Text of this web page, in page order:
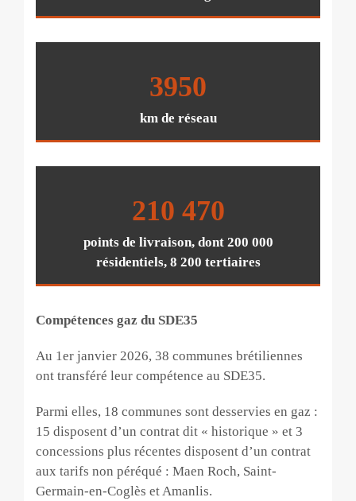
3950
km de réseau
210 470
points de livraison, dont 200 000
résidentiels, 8 200 tertiaires
Compétences gaz du SDE35
Au 1er janvier 2026, 38 communes brétiliennes
ont transféré leur compétence au SDE35.
Parmi elles, 18 communes sont desservies en gaz :
15 disposent d’un contrat dit « historique » et 3
concessions plus récentes disposent d’un contrat
aux tarifs non péréqué : Maen Roch, Saint-
Germain-en-Coglès et Amanlis.